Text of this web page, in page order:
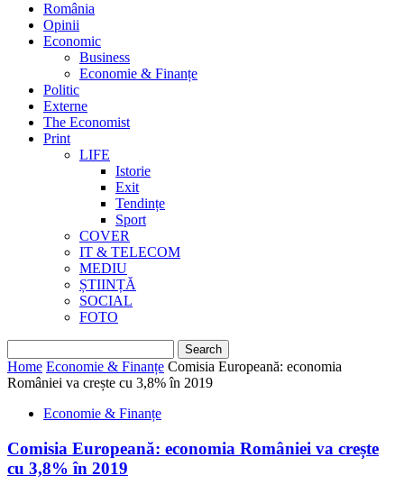
România
Opinii
Economic
Business
Economie & Finanțe
Politic
Externe
The Economist
Print
LIFE
Istorie
Exit
Tendințe
Sport
COVER
IT & TELECOM
MEDIU
ȘTIINȚĂ
SOCIAL
FOTO
Home Economie & Finanțe Comisia Europeană: economia
României va crește cu 3,8% în 2019
Economie & Finanțe
Comisia Europeană: economia României va crește
cu 3,8% în 2019